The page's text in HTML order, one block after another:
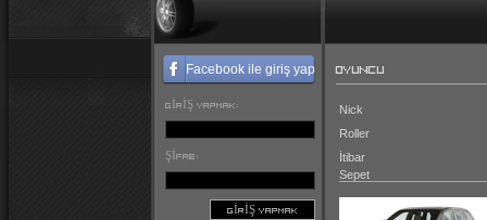
Facebook ile giriş yap
GIRIŞ YAPMAK:
ŞIFRE:
GIRIŞ YAPMAK
OYUNCU
Nick
Roller
İtibar
Sepet